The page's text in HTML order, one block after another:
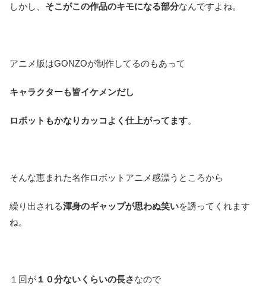
しかし、 そこがこの作品のキモになる部分なんですよね。
アニメ版はGONZOが制作してるのもあって
キャラクターも皆イケメンだし
ロボットもかなりカッコよく仕上がってます。
そんな恵まれた名作ロボットアニメ感漂うところから
繰り出される渾身のギャップが思わぬ笑いを誘ってくれます
ね。
１回が １０分ないくらいの長さなので